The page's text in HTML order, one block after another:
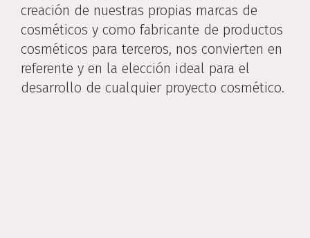
creación de nuestras propias marcas de
cosméticos y como fabricante de productos
cosméticos para terceros, nos convierten en
referente y en la elección ideal para el
desarrollo de cualquier proyecto cosmético.